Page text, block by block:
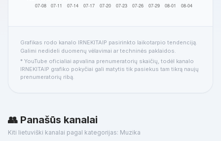
Grafikas rodo kanalo IRNEKITAIP pasirinkto laikotarpio tendenciją.
Galimi nedideli duomenų vėlavimai ar techninės paklaidos.
* YouTube oficialiai apvalina prenumeratorių skaičių, todėl kanalo
IRNEKITAIP grafiko pokyčiai gali matytis tik pasiekus tam tikrą naujų
prenumeratorių ribą.
👥 Panašūs kanalai
Kiti lietuviški kanalai pagal kategorijas: Muzika